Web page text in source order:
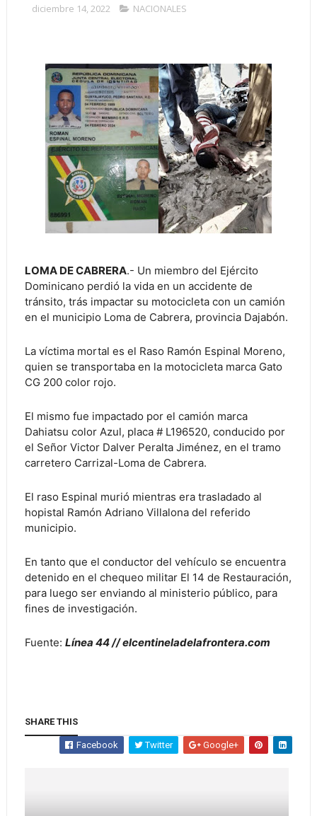
diciembre 14, 2022 NACIONALES
LOMA DE CABRERA.- Un miembro del Ejército
Dominicano perdió la vida en un accidente de
tránsito, trás impactar su motocicleta con un camión
en el municipio Loma de Cabrera, provincia Dajabón.
La víctima mortal es el Raso Ramón Espinal Moreno,
quien se transportaba en la motocicleta marca Gato
CG 200 color rojo.
El mismo fue impactado por el camión marca
Dahiatsu color Azul, placa # L196520, conducido por
el Señor Victor Dalver Peralta Jiménez, en el tramo
carretero Carrizal-Loma de Cabrera.
El raso Espinal murió mientras era trasladado al
hopistal Ramón Adriano Villalona del referido
municipio.
En tanto que el conductor del vehículo se encuentra
detenido en el chequeo militar El 14 de Restauración,
para luego ser enviando al ministerio público, para
fines de investigación.
Fuente: Línea 44 // elcentineladelafrontera.com
SHARE THIS
Facebook Twitter Google+